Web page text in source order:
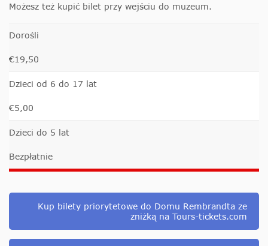
Możesz też kupić bilet przy wejściu do muzeum.
Dorośli
€19,50
Dzieci od 6 do 17 lat
€5,00
Dzieci do 5 lat
Bezpłatnie
Kup bilety priorytetowe do Domu Rembrandta ze
zniżką na Tours-tickets.com